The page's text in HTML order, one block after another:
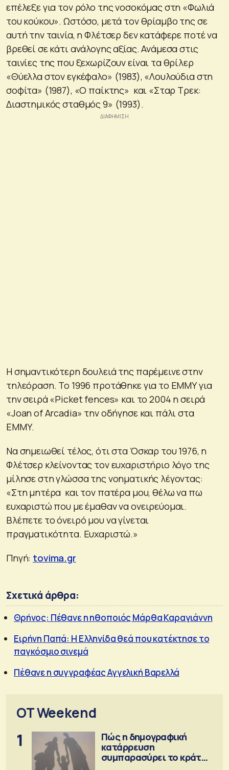
επέλεξε για τον ρόλο της νοσοκόμας στη «Φωλιά
του κούκου». Ωστόσο, μετά τον θρίαμβο της σε
αυτή την ταινία, η Φλέτσερ δεν κατάφερε ποτέ να
βρεθεί σε κάτι ανάλογης αξίας. Ανάμεσα στις
ταινίες της που ξεχωρίζουν είναι τα θρίλερ
«Θύελλα στον εγκέφαλο» (1983), «Λουλούδια στη
σοφίτα» (1987), «Ο παίκτης» και «Σταρ Τρεκ:
Διαστημικός σταθμός 9» (1993).
Η σημαντικότερη δουλειά της παρέμεινε στην
τηλεόραση. Το 1996 προτάθηκε για το ΕΜΜΥ για
την σειρά «Picket fences» και το 2004 η σειρά
«Joan of Arcadia» την οδήγησε και πάλι στα
ΕΜΜΥ.
Να σημειωθεί τέλος, ότι στα Όσκαρ του 1976, η
Φλέτσερ κλείνοντας τον ευχαριστήριο λόγο της
μίλησε στη γλώσσα της νοηματικής λέγοντας:
«Στη μητέρα και τον πατέρα μου, θέλω να πω
ευχαριστώ που με έμαθαν να ονειρεύομαι.
Βλέπετε το όνειρό μου να γίνεται
πραγματικότητα. Ευχαριστώ.»
Πηγή: tovima.gr
Σχετικά άρθρα:
Θρήνος: Πέθανε η ηθοποιός Μάρθα Καραγιάννη
Ειρήνη Παπά: Η Ελληνίδα θεά που κατέκτησε το
παγκόσμιο σινεμά
Πέθανε η συγγραφέας Αγγελική Βαρελλά
OT Weekend
1
Πώς η δημογραφική
κατάρρευση
συμπαρασύρει το κράτος